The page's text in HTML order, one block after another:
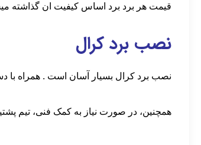
قیمت هر برد برد اساس کیفیت ان گذاشته
نصب برد کرال
نصب برد کرال بسیار آسان است . همراه با
همچنین، در صورت نیاز به کمک فنی، تیم